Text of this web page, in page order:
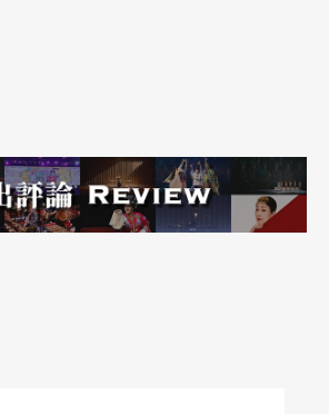
这么多的时间与金钱在去掉两位
认为这出戏被过度的包装，真正
士比亚剧本至今还能感动人心之